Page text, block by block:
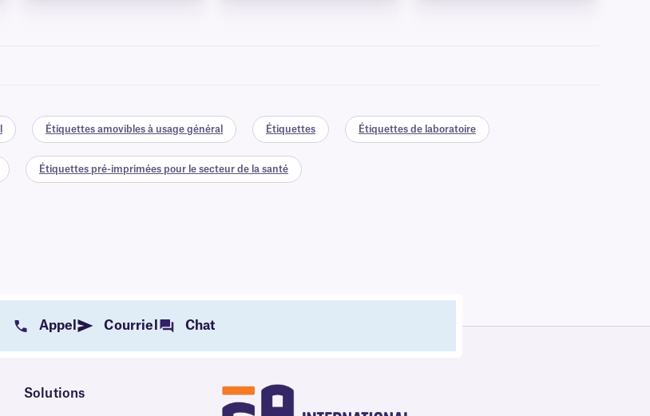
Étiquettes amovibles à usage général Étiquettes Étiquettes de laboratoire
Étiquettes pré-imprimées pour le secteur de la santé
Appel Courriel Chat
Solutions